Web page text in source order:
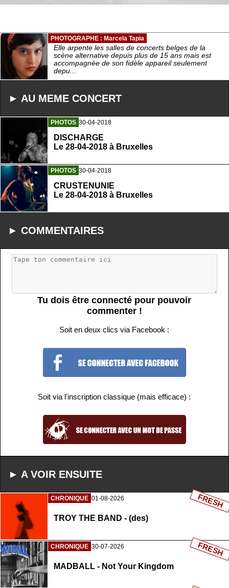
PHOTOGRAPHE : Marcela Tapia
Elle arpente les salles de concerts belges de la
scène alternative depuis plus de 15 ans mais est
accompagnée de son fidèle appareil seulement
depu...
► AU MEME CONCERT
PHOTOS 30-04-2018
DISCHARGE
Le 28-04-2018 à Bruxelles
PHOTOS 30-04-2018
CRUSTENUNIE
Le 28-04-2018 à Bruxelles
► COMMENTAIRES
Tu dois être connecté pour pouvoir
commenter !
Soit en deux clics via Facebook :
Soit via l'inscription classique (mais efficace) :
► A VOIR ENSUITE
CHRONIQUE 01-08-2026
TROY THE BAND - (des)
FRESH
CHRONIQUE 30-07-2026
MADBALL - Not Your Kingdom
FRESH